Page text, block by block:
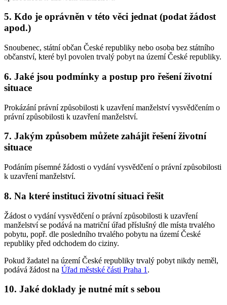
5. Kdo je oprávněn v této věci jednat (podat žádost
apod.)
Snoubenec, státní občan České republiky nebo osoba bez státního
občanství, které byl povolen trvalý pobyt na území České republiky.
6. Jaké jsou podmínky a postup pro řešení životní
situace
Prokázání právní způsobilosti k uzavření manželství vysvědčením o
právní způsobilosti k uzavření manželství.
7. Jakým způsobem můžete zahájit řešení životní
situace
Podáním písemné žádosti o vydání vysvědčení o právní způsobilosti
k uzavření manželství.
8. Na které instituci životní situaci řešit
Žádost o vydání vysvědčení o právní způsobilosti k uzavření
manželství se podává na matriční úřad příslušný dle místa trvalého
pobytu, popř. dle posledního trvalého pobytu na území České
republiky před odchodem do ciziny.
Pokud žadatel na území České republiky trvalý pobyt nikdy neměl,
podává žádost na Úřad městské části Praha 1 .
10. Jaké doklady je nutné mít s sebou